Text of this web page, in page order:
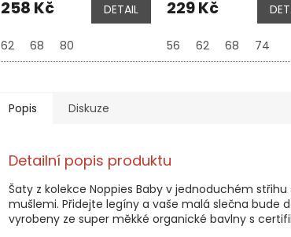
258 Kč DETAIL
62 68 80
229 Kč
56 62 68 74
Popis Diskuze
Detailní popis produktu
Šaty z kolekce Noppies Baby v jednoduchém
mušlemi. Přidejte legíny a vaše malá slečna bude
vyrobeny ze super měkké organické bavlny s